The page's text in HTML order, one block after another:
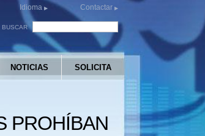
Idioma Contactar
BUSCAR
NOTICIAS SOLICITA
PROHÍBAN